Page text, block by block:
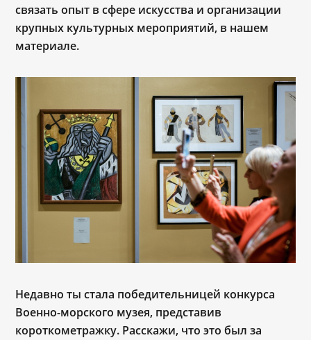
связать опыт в сфере искусства и организации
крупных культурных мероприятий, в нашем
материале.
Недавно ты стала победительницей конкурса
Военно-морского музея, представив
короткометражку. Расскажи, что это был за